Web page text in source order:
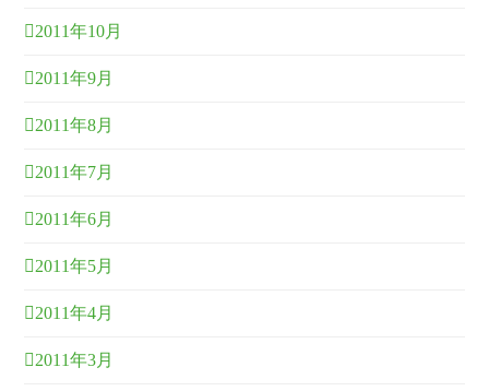
2011年10月
2011年9月
2011年8月
2011年7月
2011年6月
2011年5月
2011年4月
2011年3月